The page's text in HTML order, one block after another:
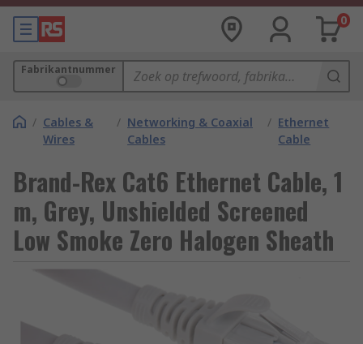
0
Fabrikantnummer
/ Cables &
Wires
/ Networking & Coaxial
Cables
/ Ethernet
Cable
Brand-Rex Cat6 Ethernet Cable, 1
m, Grey, Unshielded Screened
Low Smoke Zero Halogen Sheath